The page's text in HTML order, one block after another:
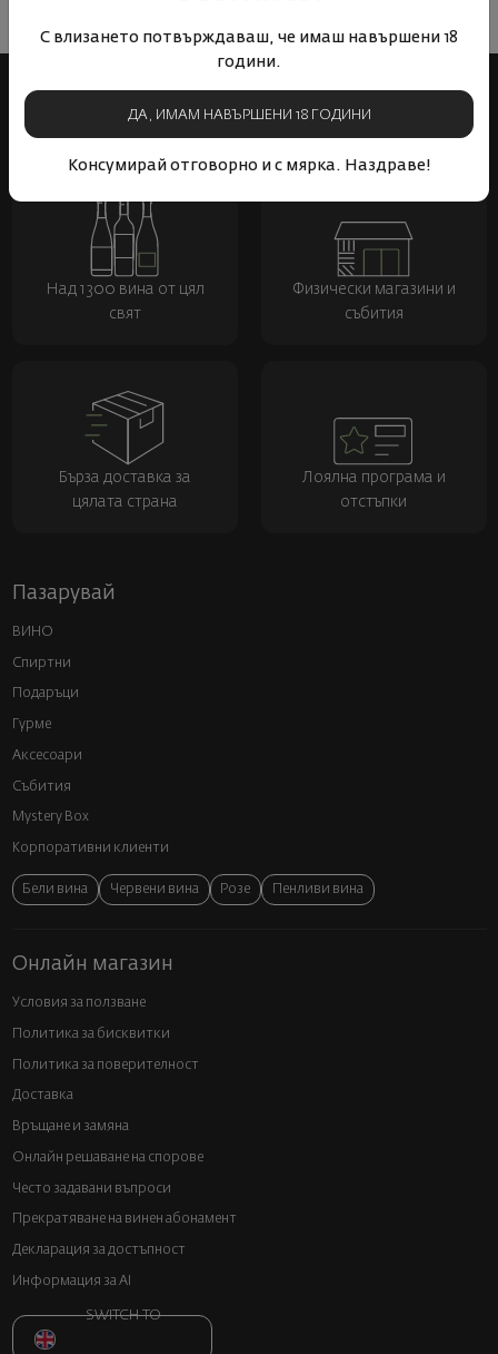
С влизането потвърждаваш, че имаш навършени 18
години.
ДА, ИМАМ НАВЪРШЕНИ 18 ГОДИНИ
Консумирай отговорно и с мярка. Наздраве!
Над 1300 вина от цял
свят
Физически магазини и
събития
Бърза доставка за
цялата страна
Лоялна програма и
отстъпки
Пазарувай
ВИНО
Спиртни
Подаръци
Гурме
Аксесоари
Събития
Mystery Box
Корпоративни клиенти
Бели вина Червени вина Розе Пенливи вина
Онлайн магазин
Условия за ползване
Политика за бисквитки
Политика за поверителност
Доставка
Връщане и замяна
Онлайн решаване на спорове
Често задавани въпроси
Прекратяване на винен абонамент
Декларация за достъпност
Информация за AI
SWITCH TO